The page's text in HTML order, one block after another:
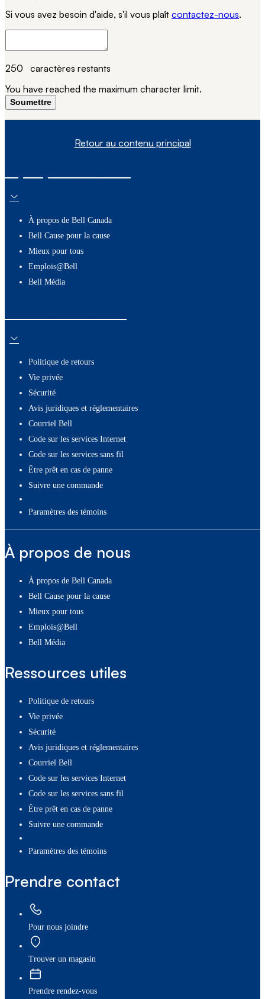
Si vous avez besoin d'aide, s'il vous plaît contactez-nous.
250 caractères restants
You have reached the maximum character limit.
Soumettre
Retour au contenu principal
À propos de Bell Canada
Bell Cause pour la cause
Mieux pour tous
Emplois@Bell
Bell Média
Politique de retours
Vie privée
Sécurité
Avis juridiques et réglementaires
Courriel Bell
Code sur les services Internet
Code sur les services sans fil
Être prêt en cas de panne
Suivre une commande
paramètres des témoins
À propos de nous
À propos de Bell Canada
Bell Cause pour la cause
Mieux pour tous
Emplois@Bell
Bell Média
Ressources utiles
Politique de retours
Vie privée
Sécurité
Avis juridiques et réglementaires
Courriel Bell
Code sur les services Internet
Code sur les services sans fil
Être prêt en cas de panne
Suivre une commande
paramètres des témoins
Prendre contact
Pour nous joindre
Trouver un magasin
Prendre rendez-vous